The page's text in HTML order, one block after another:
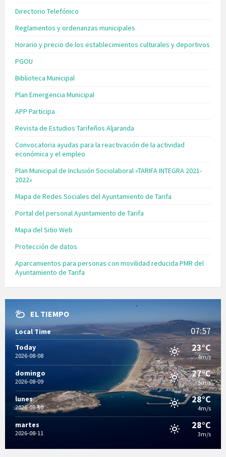
Directorio Telefónico
Reglamentos y ordenanzas municipales
Horario y precio de los establecimientos culturales y deportivos
PGOU
Biblioteca Municipal
Plan Emergencia Municipal
APP Participa
Revista de Estudios Tarifeños Aljaranda
Convocatoria ayudas para la reactivación de la actividad
económica y el empleo
Plan Municipal de Inclusión Sociolaboral «TARIFA INTEGRA 2021-
2022»
Mapa de Redes Sociales del Ayuntamiento de Tarifa
Portal del personal Ayuntamiento de Tarifa
Mapa del Sitio Web
Protección de datos
Aparcamientos para personas con movilidad reducida PMR del
Ayuntamiento de Tarifa
EL TIEMPO
Local Time 07:57
Today
2026-08-08
23°C
4m/s
domingo
2026-08-09
27°C
5m/s
lunes
2026-08-10
28°C
4m/s
martes
2026-08-11
28°C
3m/s